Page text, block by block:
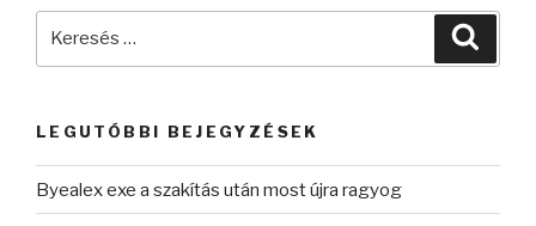
LEGUTÓBBI BEJEGYZÉSEK
Byealex exe a szakítás után most újra ragyog